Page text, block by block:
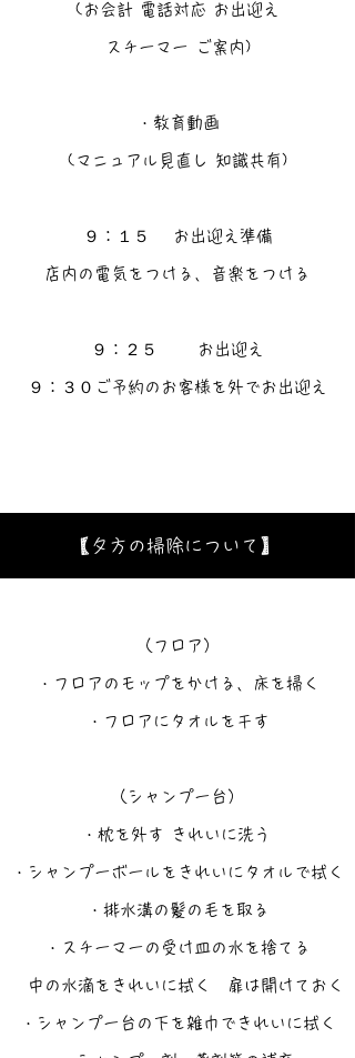
(お会計 電話対応 お出迎え
スチーマー ご案内)
・教育動画
(マニュアル見直し 知識共有)
９：１５ お出迎え準備
店内の電気をつける、音楽をつける
９：２５ お出迎え
９：３０ご予約のお客様を外でお出迎え
【夕方の掃除について】
（フロア）
・フロアのモップをかける、床を掃く
・フロアにタオルを干す
（シャンプー台）
・枕を外す きれいに洗う
・シャンプーボールをきれいにタオルで拭く
・排水溝の髪の毛を取る
・スチーマーの受け皿の水を捨てる
中の水滴をきれいに拭く 扉は開けておく
・シャンプー台の下を雑巾できれいに拭く